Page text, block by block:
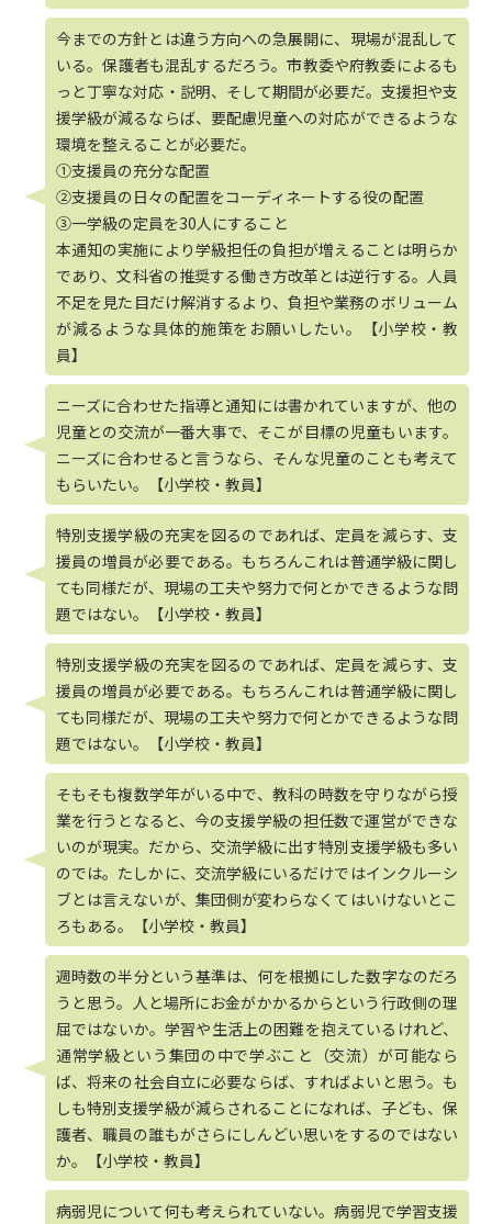
今までの方針とは違う方向への急展開に、現場が混乱して
いる。保護者も混乱するだろう。市教委や府教委によるも
っと丁寧な対応・説明、そして期間が必要だ。支援担や支
援学級が減るならば、要配慮児童への対応ができるような
環境を整えることが必要だ。
①支援員の充分な配置
②支援員の日々の配置をコーディネートする役の配置
③一学級の定員を30人にすること
本通知の実施により学級担任の負担が増えることは明らか
であり、文科省の推奨する働き方改革とは逆行する。人員
不足を見た目だけ解消するより、負担や業務のボリューム
が減るような具体的施策をお願いしたい。【小学校・教
員】
ニーズに合わせた指導と通知には書かれていますが、他の
児童との交流が一番大事で、そこが目標の児童もいます。
ニーズに合わせると言うなら、そんな児童のことも考えて
もらいたい。【小学校・教員】
特別支援学級の充実を図るのであれば、定員を減らす、支
援員の増員が必要である。もちろんこれは普通学級に関し
ても同様だが、現場の工夫や努力で何とかできるような問
題ではない。【小学校・教員】
特別支援学級の充実を図るのであれば、定員を減らす、支
援員の増員が必要である。もちろんこれは普通学級に関し
ても同様だが、現場の工夫や努力で何とかできるような問
題ではない。【小学校・教員】
そもそも複数学年がいる中で、教科の時数を守りながら授
業を行うとなると、今の支援学級の担任数で運営ができな
いのが現実。だから、交流学級に出す特別支援学級も多い
のでは。たしかに、交流学級にいるだけではインクルーシ
ブとは言えないが、集団側が変わらなくてはいけないとこ
ろもある。【小学校・教員】
週時数の半分という基準は、何を根拠にした数字なのだろ
うと思う。人と場所にお金がかかるからという行政側の理
屈ではないか。学習や生活上の困難を抱えているけれど、
通常学級という集団の中で学ぶこと（交流）が可能なら
ば、将来の社会自立に必要ならば、すればよいと思う。も
しも特別支援学級が減らされることになれば、子ども、保
護者、職員の誰もがさらにしんどい思いをするのではない
か。【小学校・教員】
病弱児について何も考えられていない。病弱児で学習支援